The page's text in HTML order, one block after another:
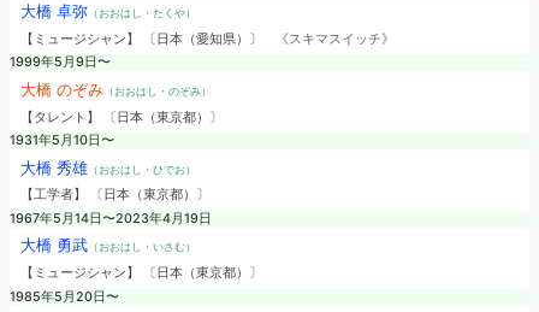
大橋 卓弥（おおはし・たくや）
【ミュージシャン】 〔日本（愛知県）〕
《スキマスイッチ》
1999年5月9日〜
大橋 のぞみ（おおはし・のぞみ）
【タレント】 〔日本（東京都）〕
1931年5月10日〜
大橋 秀雄（おおはし・ひでお）
【工学者】 〔日本（東京都）〕
1967年5月14日〜2023年4月19日
大橋 勇武（おおはし・いさむ）
【ミュージシャン】 〔日本（東京都）〕
1985年5月20日〜